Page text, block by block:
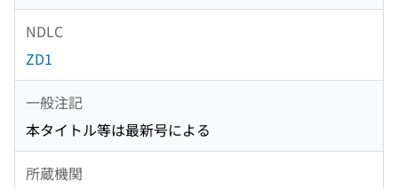
NDLC
ZD1
一般注記
本タイトル等は最新号による
所蔵機関